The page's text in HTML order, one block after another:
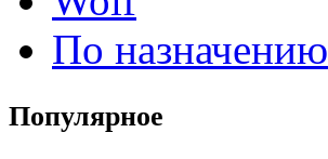
По назначению
Популярное